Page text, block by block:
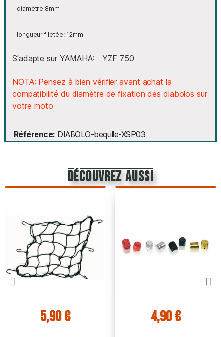
- diamètre 8mm
- longueur filetée: 12mm
S'adapte sur YAMAHA: YZF 750
NOTA: Pensez à bien vérifier avant achat la
compatibilité du diamètre de fixation des diabolos sur
votre moto
Référence DIABOLO-bequille-XSP03
découvrez aussi
5,90 € 4,90 €